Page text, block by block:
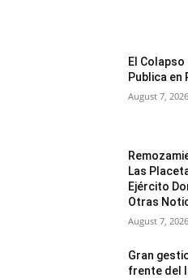
El
Publica en
August 7, 2026
Las
Ejército
Otras
August 7, 2026
Gran
frente del